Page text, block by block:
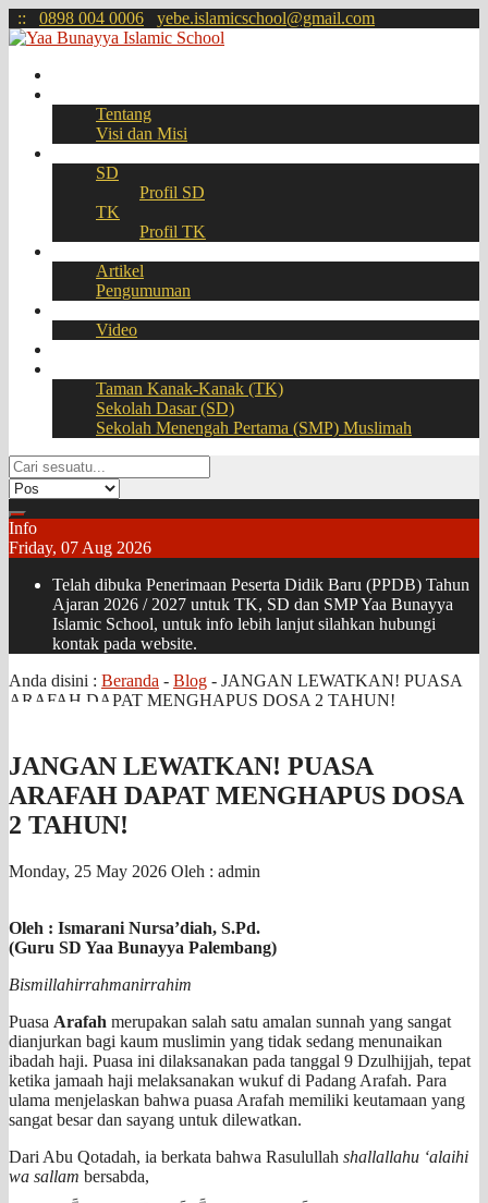
:: 0898 004 0006 yebe.islamicschool@gmail.com
Tentang
Visi dan Misi
SD
Profil SD
TK
Profil TK
Artikel
Pengumuman
Video
Taman Kanak-Kanak (TK)
Sekolah Dasar (SD)
Sekolah Menengah Pertama (SMP) Muslimah
Info
Friday, 07 Aug 2026
Telah dibuka Penerimaan Peserta Didik Baru (PPDB) Tahun
Ajaran 2026 / 2027 untuk TK, SD dan SMP Yaa Bunayya
Islamic School, untuk info lebih lanjut silahkan hubungi
kontak pada website.
Anda disini : Beranda - Blog - JANGAN LEWATKAN! PUASA
ARAFAH DAPAT MENGHAPUS DOSA 2 TAHUN!
JANGAN LEWATKAN! PUASA
ARAFAH DAPAT MENGHAPUS DOSA
2 TAHUN!
Monday, 25 May 2026 Oleh : admin
Oleh : Ismarani Nursa’diah, S.Pd.
(Guru SD Yaa Bunayya Palembang)
Bismillahirrahmanirrahim
Puasa Arafah merupakan salah satu amalan sunnah yang sangat
dianjurkan bagi kaum muslimin yang tidak sedang menunaikan
ibadah haji. Puasa ini dilaksanakan pada tanggal 9 Dzulhijjah, tepat
ketika jamaah haji melaksanakan wukuf di Padang Arafah. Para
ulama menjelaskan bahwa puasa Arafah memiliki keutamaan yang
sangat besar dan sayang untuk dilewatkan.
Dari Abu Qotadah, ia berkata bahwa Rasulullah shallallahu ‘alaihi
wa sallam bersabda,